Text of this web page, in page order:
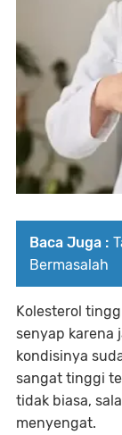
Baca Juga :
Bermasalah
Kolesterol
senyap karena
kondisinya
sangat tinggi
tidak biasa,
menyengat.